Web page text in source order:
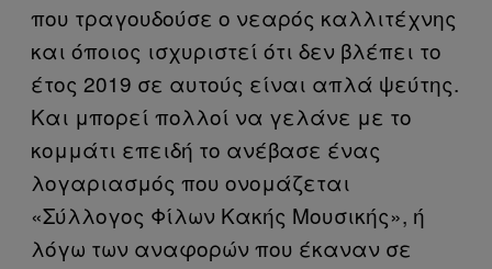
που τραγουδούσε ο νεαρός καλλιτέχνης
και όποιος ισχυριστεί ότι δεν βλέπει το
έτος 2019 σε αυτούς είναι απλά ψεύτης.
Και μπορεί πολλοί να γελάνε με το
κομμάτι επειδή το ανέβασε ένας
λογαριασμός που ονομάζεται
«Σύλλογος Φίλων Κακής Μουσικής», ή
λόγω των αναφορών που έκαναν σε